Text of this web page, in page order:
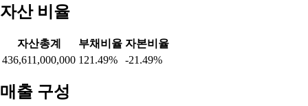
자산 비율
자산총계 부채비율 자본비율
436,611,000,000 121.49% -21.49%
매출 구성